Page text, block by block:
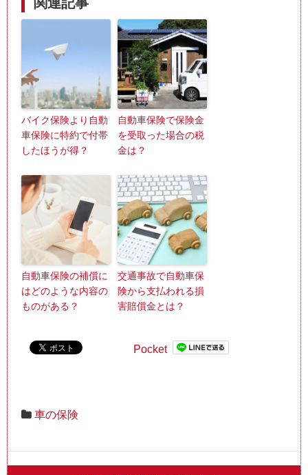
バイク保険より自動
車保険に特約で付帯
したほうが得？
自動車保険で保険金
を受取った場合の税
金は？
自動車保険の補償に
はどのような内容の
ものがある？
交通事故で自動車保
険から支払われる損
害賠償金とは？
Pocket
車の保険